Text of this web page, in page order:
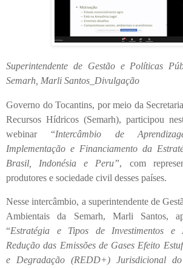
Superintendente de Gestão e Políticas
Semarh, Marli Santos_Divulgação
Governo do Tocantins, por meio da
Recursos Hídricos (Semarh), participou
webinar “Intercâmbio de
Implementação e Financiamento da
Brasil, Indonésia e Peru”, com
produtores e sociedade civil desses países.
Nesse intercâmbio, a superintendente de
Ambientais da Semarh, Marli Santos,
“Estratégia e Tipos de Investimentos e
Redução das Emissões de Gases Efeito
e Degradação (REDD+) Jurisdicional do